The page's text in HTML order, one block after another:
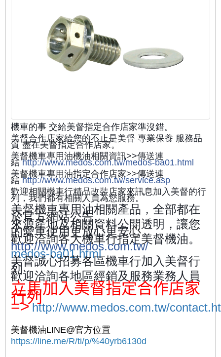
機車的事 交給美督指定合作店家準沒錯。
美督合作店家給您的不止是美督 專業保養 服務品
質 盡在美督指定合作店家。
美督機車專用油機油相關資訊>>傳送連
結http://www.medos.com.tw/medos-ba01.html
美督機車專用油指定合作店家>>傳送連
結http://www.medos.com.tw/service.asp
歡迎相關機車行精品改裝店家來訊息加入美督的行
列，我們都有相關人員為您服務。
美督機車專用油相關產品，全部都在
於官方網站公告。
來源產地及相關資料公開透明，讓您
的愛車使用更放心更安心。
歡迎洽詢各大機車行指定美督機油。
http://www.medos.com.tw/
medos-ba01.html
美督誠心招募各區機車行加入美督行
列
歡迎洽詢各地區經銷及服務業務人員
立馬加入美督指定合作店家
行列
=> http://www.medos.com.tw/
美督機油LINE@官方位罝
https://line.me/R/ti/p/%40yrb6130d